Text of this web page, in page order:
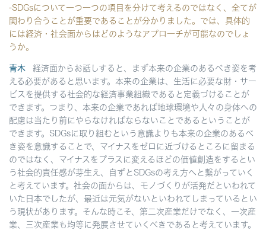
-SDGsについて一つ一つの項目を分けて考えるのではなく、全てが
関わり合うことが重要であることが分かりました。では、具体的
には経済・社会面からはどのようなアプロ―チが可能なのでしょ
うか。
青木
経済面からお話しすると、まず本来の企業のあるべき姿を考
える必要があると思います。本来の企業は、生活に必要な財・サー
ビスを提供する社会的な経済事業組織であると定義づけることが
できます。つまり、本来の企業であれば地球環境や人々の身体への
配慮は当たり前にやらなければならないことであるということが
できます。SDGsに取り組むという意識よりも本来の企業のあるべ
き姿を意識することで、マイナスをゼロに近づけるところに留まる
のではなく、マイナスをプラスに変えるほどの価値創造をするとい
う社会的責任感が芽生え、自ずとSDGsの考え方へと繋がっていく
と考えています。社会の面からは、モノづくりが活発だといわれて
いた日本でしたが、最近は元気がないといわれてしまっているとい
う現状があります。そんな時こそ、第二次産業だけでなく、一次産
業、三次産業も均等に発展させていくべきであると考えています。